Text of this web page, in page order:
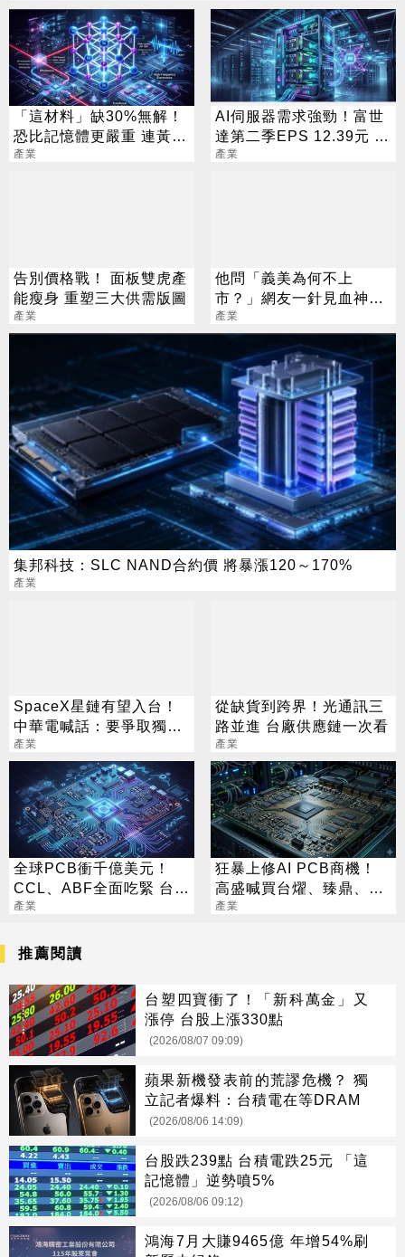
「這材料」缺30%無解！
恐比記憶體更嚴重 連黃仁
勳都掏錢秒訂
產業
AI伺服器需求強勁！富世
達第二季EPS 12.39元 年
增1.57倍
產業
告別價格戰！ 面板雙虎產
能瘦身 重塑三大供需版圖
產業
他問「義美為何不上
市？」網友一針見血神解
析
產業
集邦科技：SLC NAND合約價 將暴漲120～170%
產業
SpaceX星鏈有望入台！
中華電喊話：要爭取獨家
代理
產業
從缺貨到跨界！光通訊三
路並進 台廠供應鏈一次看
產業
全球PCB衝千億美元！
CCL、ABF全面吃緊 台廠
迎兆元商機
產業
狂暴上修AI PCB商機！
高盛喊買台燿、臻鼎、台
產業
推薦閱讀
台塑四寶衝了！「新科萬金」又
漲停 台股上漲330點
(2026/08/07 09:09)
蘋果新機發表前的荒謬危機？ 獨
立記者爆料：台積電在等DRAM
(2026/08/06 14:09)
台股跌239點 台積電跌25元 「這
記憶體」逆勢噴5%
(2026/08/06 09:12)
鴻海7月大賺9465億 年增54%刷